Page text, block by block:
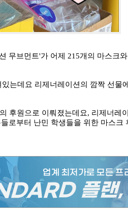
무브먼트'가 어제 215개의 마스크
는데요 리제너레이션의 깜짝 선물
후원으로 이뤄졌는데요, 리제너레
로부터 난민 학생들을 위한 마스크